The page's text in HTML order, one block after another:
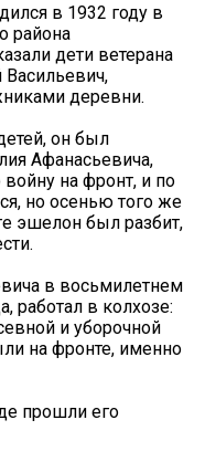
в 1932 году в
района
дети ветерана
деревни.
он был
Афанасьевича,
на фронт, и по
но осенью того же
эшелон был разбит,
в восьмилетнем
работал в колхозе:
и уборочной
на фронте, именно
прошли его